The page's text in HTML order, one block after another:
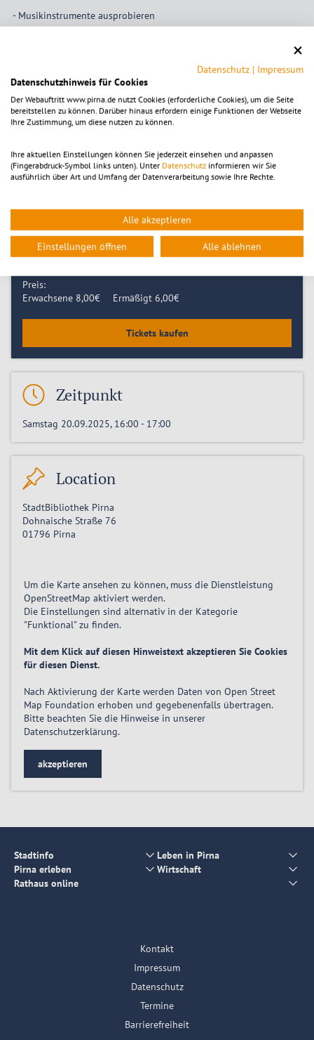
- Musikinstrumente ausprobieren
Das wird ein wunderschönes Miteinander mit allen, die auf diese
klangvolle Weise Keck, die Natur und die Musik kennenlernen oder
zum Kinder-Nachmittag einfach nur in der Bibliothek sein wollen.
Euch Kinder und die Musik, und sie leben ganz bei uns in der
Nähe, nämlich in Radeberg.
Tickets
Preis:
Erwachsene 8,00€ Ermäßigt 6,00€
Tickets kaufen
Zeitpunkt
Samstag 20.09.2025, 16:00 - 17:00
Location
StadtBibliothek Pirna
Dohnaische Straße 76
01796 Pirna
Um die Karte ansehen zu können, muss die Dienstleistung
OpenStreetMap aktiviert werden.
Die Einstellungen sind alternativ in der Kategorie
"Funktional" zu finden.
Mit dem Klick auf diesen Hinweistext akzeptieren Sie Cookies
für diesen Dienst.
Nach Aktivierung der Karte werden Daten von Open Street
Map Foundation erhoben und gegebenenfalls übertragen.
Bitte beachten Sie die Hinweise in unserer
Datenschutzerklärung.
akzeptieren
Stadtinfo
Leben in Pirna
Pirna erleben
Wirtschaft
Rathaus online
Kontakt
Impressum
Datenschutz
Termine
Barrierefreiheit
Datenschutz | Impressum
Datenschutzhinweis für Cookies
Der Webauftritt www.pirna.de nutzt Cookies (erforderliche Cookies), um die Seite
bereitstellen zu können. Darüber hinaus erfordern einige Funktionen der Webseite
Ihre Zustimmung, um diese nutzen zu können.
Ihre aktuellen Einstellungen können Sie jederzeit einsehen und anpassen
(Fingerabdruck-Symbol links unten). Unter Datenschutz informieren wir Sie
ausführlich über Art und Umfang der Datenverarbeitung sowie Ihre Rechte.
Alle akzeptieren
Einstellungen öffnen Alle ablehnen